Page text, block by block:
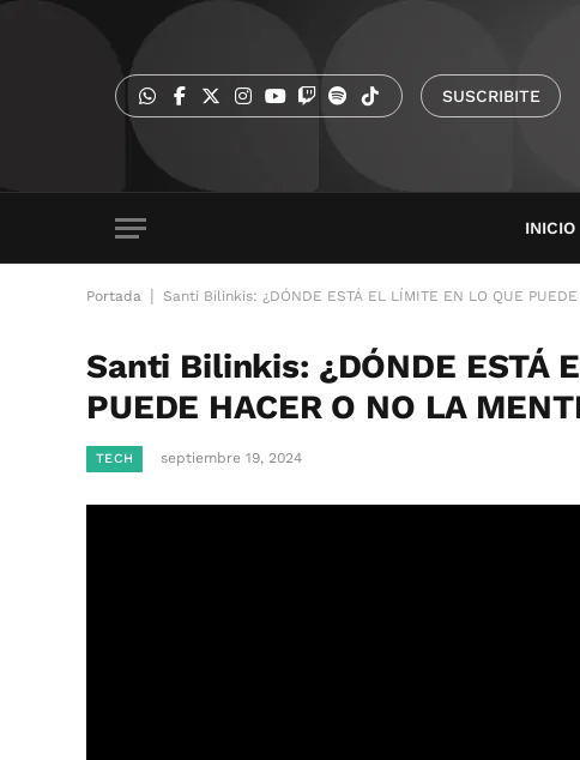
SUSCRIBITE
INICIO
Portada Santi Bilinkis: ¿DÓNDE ESTÁ EL LÍMITE EN LO QUE
Santi Bilinkis: ¿DÓNDE ESTÁ
PUEDE HACER O NO LA
TECH septiembre 19, 2024